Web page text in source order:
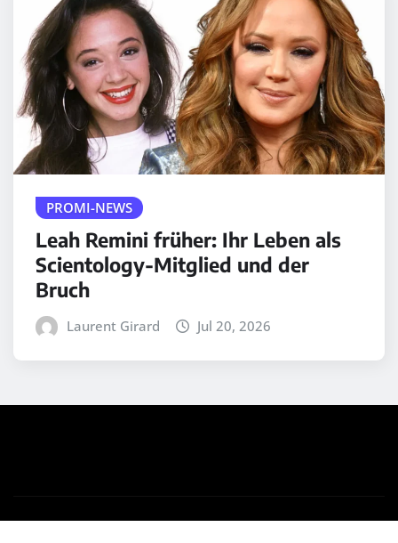
PROMI-NEWS
Leah Remini früher: Ihr Leben als
Scientology-Mitglied und der
Bruch
Laurent Girard Jul 20, 2026